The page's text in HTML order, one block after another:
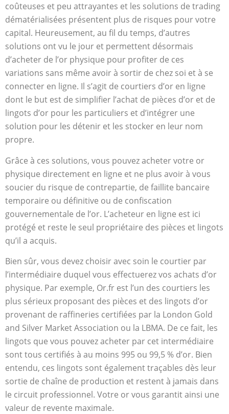
coûteuses et peu attrayantes et les solutions de trading
dématérialisées présentent plus de risques pour votre
capital. Heureusement, au fil du temps, d’autres
solutions ont vu le jour et permettent désormais
d’acheter de l’or physique pour profiter de ces
variations sans même avoir à sortir de chez soi et à se
connecter en ligne. Il s’agit de courtiers d’or en ligne
dont le but est de simplifier l’achat de pièces d’or et de
lingots d’or pour les particuliers et d’intégrer une
solution pour les détenir et les stocker en leur nom
propre.
Grâce à ces solutions, vous pouvez acheter votre or
physique directement en ligne et ne plus avoir à vous
soucier du risque de contrepartie, de faillite bancaire
temporaire ou définitive ou de confiscation
gouvernementale de l’or. L’acheteur en ligne est ici
protégé et reste le seul propriétaire des pièces et lingots
qu’il a acquis.
Bien sûr, vous devez choisir avec soin le courtier par
l’intermédiaire duquel vous effectuerez vos achats d’or
physique. Par exemple, Or.fr est l’un des courtiers les
plus sérieux proposant des pièces et des lingots d’or
provenant de raffineries certifiées par la London Gold
and Silver Market Association ou la LBMA. De ce fait, les
lingots que vous pouvez acheter par cet intermédiaire
sont tous certifiés à au moins 995 ou 99,5 % d’or. Bien
entendu, ces lingots sont également traçables dès leur
sortie de chaîne de production et restent à jamais dans
le circuit professionnel. Votre or vous garantit ainsi une
valeur de revente maximale.